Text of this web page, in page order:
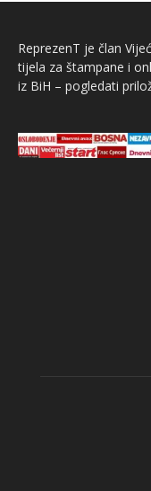
ReprezenT je član
tijela za štampane i
iz BiH – pogledati